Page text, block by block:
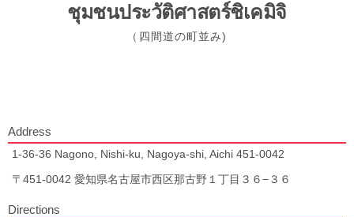
ชุมชนประวัติศาสตร์ชิเคมิจิ
（四間道の町並み)
Address
1-36-36 Nagono, Nishi-ku, Nagoya-shi, Aichi 451-0042
〒451-0042 愛知県名古屋市西区那古野１丁目３６−３６
Directions